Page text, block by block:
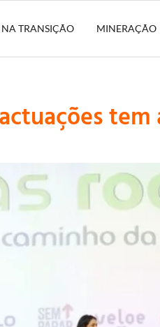
NA TRANSIÇÃO MINERAÇÃO
tem